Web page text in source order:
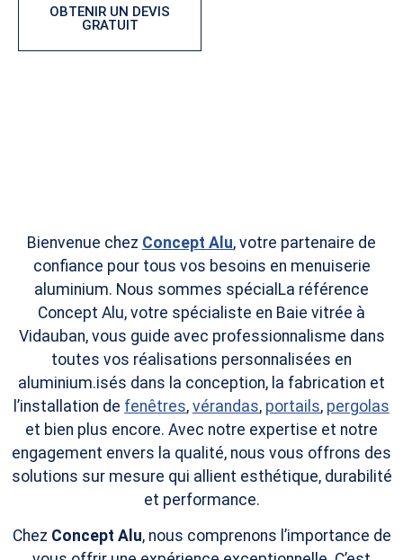
OBTENIR UN DEVIS
GRATUIT
Bienvenue chez Concept Alu, votre partenaire de
confiance pour tous vos besoins en menuiserie
aluminium. Nous sommes spécialLa référence
Concept Alu, votre spécialiste en Baie vitrée à
Vidauban, vous guide avec professionnalisme dans
toutes vos réalisations personnalisées en
aluminium.isés dans la conception, la fabrication et
l’installation de fenêtres, vérandas, portails, pergolas
et bien plus encore. Avec notre expertise et notre
engagement envers la qualité, nous vous offrons des
solutions sur mesure qui allient esthétique, durabilité
et performance.
Chez Concept Alu, nous comprenons l’importance de